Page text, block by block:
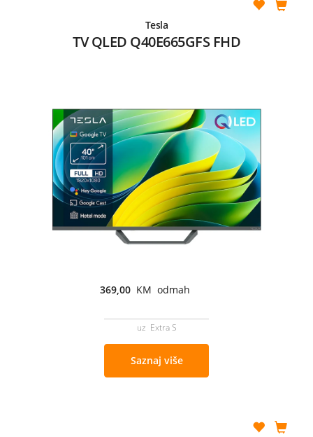
Tesla
TV QLED Q40E665GFS FHD
369,00 KM odmah
uz Extra S
Saznaj više